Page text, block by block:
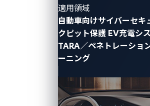
適用領域
自動車向けサイバーセキ
クピット保護 EV充電シ
TARA／ペネトレーショ
ーニング
By Florengen Arvin Parulan
Researcher)
現代の自動車は、組み込み電子機器
トワークに支えられた、コネクテッ
つれ、エンジニアはこれらのシステ
ストに開発／テストを行う必要に迫